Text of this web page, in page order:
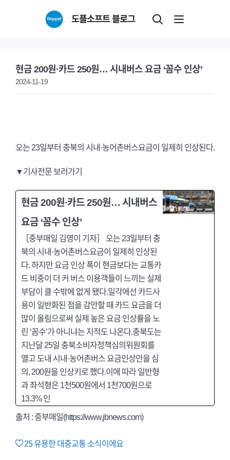
도플소프트 블로그
현금 200원·카드 250원… 시내버스 요금 ‘꼼수 인상’
2024-11-19
오는 23일부터 충북의 시내·농어촌버스요금이 일제히 인상된다.
▼기사전문 보러가기
현금 200원·카드 250원… 시내버스
요금 ‘꼼수 인상’
［중부매일 김영이 기자］ 오는 23일부터 충
북의 시내·농어촌버스요금이 일제히 인상된
다. 하지만 요금 인상 폭이 현금보다는 교통카
드 비중이 더 커 버스 이용객들이 느끼는 실제
부담이 클 수밖에 없게 됐다.일각에선 카드사
용이 일반화된 점을 감안할 때 카드 요금을 더
많이 올림으로써 실제 높은 요금 인상률을 노
린 ‘꼼수’가 아니냐는 지적도 나온다.충북도는
지난달 25일 충북소비자정책심의위원회를
열고 도내 시내·농어촌버스 요금인상안을 심
의, 200원을 인상키로 했다.이에 따라 일반형
과 좌석형은 1천500원에서 1천700원으로
13.3% 인
출처 : 중부매일(https://www.jbnews.com)
25유용한 대중교통 소식이에요